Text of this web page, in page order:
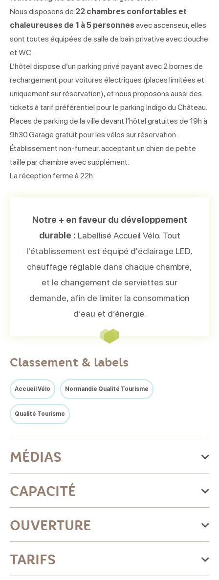
Nous disposons de 22 chambres confortables et
chaleureuses de 1 à 5 personnes avec ascenseur, elles
sont toutes équipées de salle de bain privative avec douche
et WC.
L’hôtel dispose d’un parking privé payant avec 2 bornes de
rechargement pour voitures électriques (places limitées et
uniquement sur réservation), et nous proposons aussi des
tickets à tarif préférentiel pour le parking Indigo du Château.
Places de parking de la ville devant l’hôtel gratuites de 19h à
9h30.Garage gratuit pour les vélos sur réservation.
Établissement non-fumeur, acceptant un chien de petite
taille par chambre avec supplément.
La réception ferme à 22h.
Notre + en faveur du développement
durable : Labellisé Accueil Vélo. Tout
l'établissement est équipé d'éclairage LED,
chauffage réglable dans chaque chambre,
et le changement de serviettes sur
demande, afin de limiter la consommation
d’eau et d’énergie.
Classement & labels
Accueil Vélo Normandie Qualité Tourisme
Qualité Tourisme
MÉDIAS
CAPACITÉ
OUVERTURE
au mercredi 23 décembre 2026
TARIFS